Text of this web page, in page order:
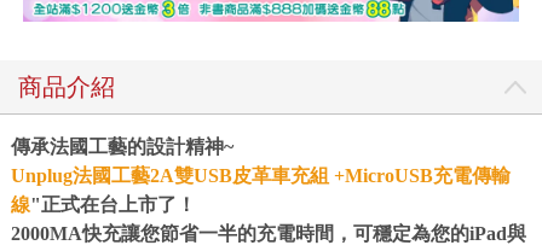
商品介紹
傳承法國工藝的設計精神~
Unplug法國工藝2A雙USB皮革車充組 +MicroUSB充電傳輸
線"正式在台上市了！
2000MA快充讓您節省一半的充電時間，可穩定為您的iPad與